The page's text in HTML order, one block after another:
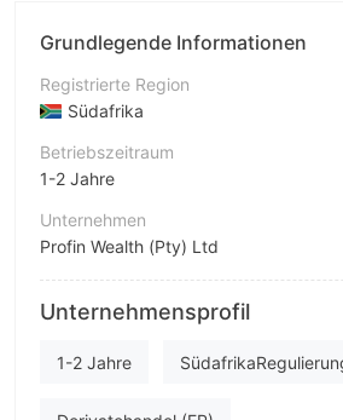
Grundlegende Informationen
Registrierte Region
Südafrika
Betriebszeitraum
1-2 Jahre
Unternehmen
Profin Wealth (Pty) Ltd
Abkürzung
ProFin Wealth
Unternehmensmitarbeiter
Unternehmensprofil
1-2 Jahre